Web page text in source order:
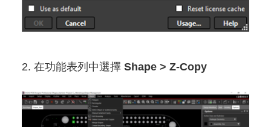
2. 在功能表列中選擇 Shape > Z-Copy